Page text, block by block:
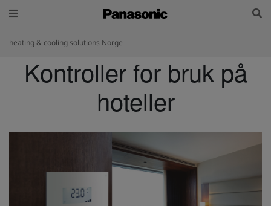
heating & cooling solutions Norge
Kontroller for bruk på
hoteller